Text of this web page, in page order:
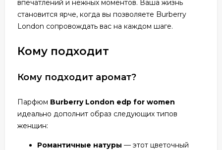
впечатлений и нежных моментов. Ваша жизнь
становится ярче, когда вы позволяете Burberry
London сопровождать вас на каждом шаге.
Кому подходит
Кому подходит аромат?
Парфюм Burberry London edp for women
идеально дополнит образ следующих типов
женщин:
Романтичные натуры — этот цветочный